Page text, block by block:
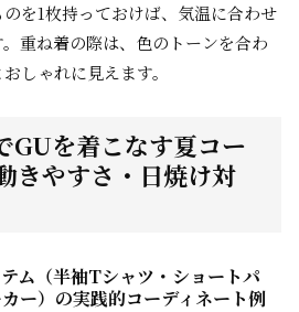
を1枚持っておけば、気温に合わせ
重ね着の際は、色のトーンを合わ
しゃれに見えます。
GUを着こなす夏コー
きやすさ・日焼け対
ム（半袖Tシャツ・ショートパ
ー）の実践的コーディネート例